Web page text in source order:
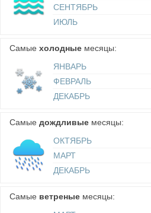
СЕНТЯБРЬ
ИЮЛЬ
Самые холодные месяцы:
ЯНВАРЬ
ФЕВРАЛЬ
ДЕКАБРЬ
Самые дождливые месяцы:
ОКТЯБРЬ
МАРТ
ДЕКАБРЬ
Самые ветреные месяцы: